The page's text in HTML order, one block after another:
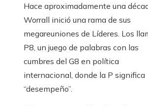
Hace aproximadamente una
Worrall inició una rama de sus
megareuniones de Líderes. Los
P8, un juego de palabras con las
cumbres del G8 en política
internacional, donde la P significa
“desempeño”.